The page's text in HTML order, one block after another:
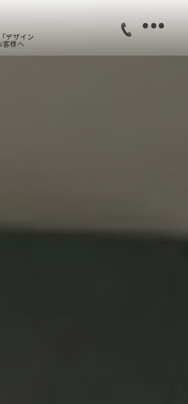
デザイン
客様へ
•